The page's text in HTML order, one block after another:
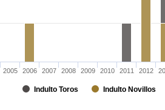
Indulto Toros Indulto Novillos
2005 2006 2007 2008 2009 2010 2011 2012